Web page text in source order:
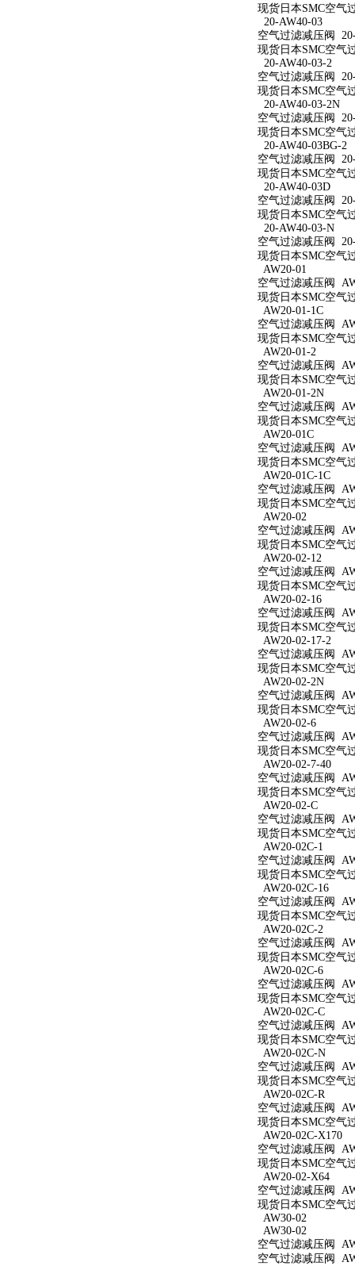
现货日本SMC空气
20-AW40-03
空气过滤减压阀
现货日本SMC空气
20-AW40-03-2
空气过滤减压阀
现货日本SMC空气
20-AW40-03-2N
空气过滤减压阀
现货日本SMC空气
20-AW40-03BG-2
空气过滤减压阀
现货日本SMC空气
20-AW40-03D
空气过滤减压阀
现货日本SMC空气
20-AW40-03-N
空气过滤减压阀
现货日本SMC空气
AW20-01
空气过滤减压阀
现货日本SMC空气
AW20-01-1C
空气过滤减压阀
现货日本SMC空气
AW20-01-2
空气过滤减压阀
现货日本SMC空气
AW20-01-2N
空气过滤减压阀
现货日本SMC空气
AW20-01C
空气过滤减压阀
现货日本SMC空气
AW20-01C-1C
空气过滤减压阀
现货日本SMC空气
AW20-02
空气过滤减压阀
现货日本SMC空气
AW20-02-12
空气过滤减压阀
现货日本SMC空气
AW20-02-16
空气过滤减压阀
现货日本SMC空气
AW20-02-17-2
空气过滤减压阀
现货日本SMC空气
AW20-02-2N
空气过滤减压阀
现货日本SMC空气
AW20-02-6
空气过滤减压阀
现货日本SMC空气
AW20-02-7-40
空气过滤减压阀
现货日本SMC空气
AW20-02-C
空气过滤减压阀
现货日本SMC空气
AW20-02C-1
空气过滤减压阀
现货日本SMC空气
AW20-02C-16
空气过滤减压阀
现货日本SMC空气
AW20-02C-2
空气过滤减压阀
现货日本SMC空气
AW20-02C-6
空气过滤减压阀
现货日本SMC空气
AW20-02C-C
空气过滤减压阀
现货日本SMC空气
AW20-02C-N
空气过滤减压阀
现货日本SMC空气
AW20-02C-R
空气过滤减压阀
现货日本SMC空气
AW20-02C-X170
空气过滤减压阀
现货日本SMC空气
AW20-02-X64
空气过滤减压阀
现货日本SMC空气
AW30-02
AW30-02
空气过滤减压阀
空气过滤减压阀